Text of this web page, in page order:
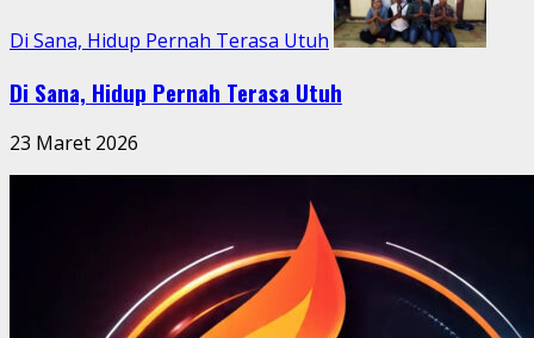
Di Sana, Hidup Pernah Terasa Utuh
Di Sana, Hidup Pernah Terasa Utuh
23 Maret 2026